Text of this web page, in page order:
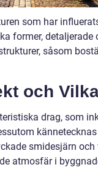
som har
former,
såsom
och
drag, som
smidesjärn
atmosfär i